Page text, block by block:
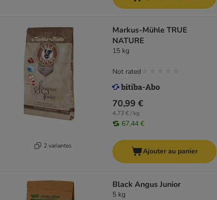
2 variantes
Markus-Mühle TRUE
NATURE
15 kg
70,99 €
4,73 € / kg
67,44 €
Not rated
Ajouter au panier
Black Angus Junior
5 kg